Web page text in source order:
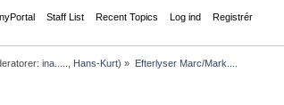
Staff List Recent Topics Log ind Registrér
ina..... Hans-Kurt) » Efterlyser Marc/Mark....